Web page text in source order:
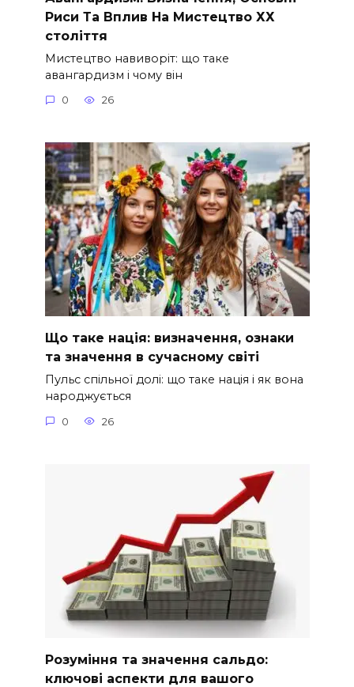
Риси Та Вплив На Мистецтво ХХ
століття
Мистецтво навиворіт: що таке
авангардизм і чому він
0 26
Що таке нація: визначення, ознаки
та значення в сучасному світі
Пульс спільної долі: що таке нація і як вона
народжується
0 26
Розуміння та значення сальдо:
ключові аспекти для вашого